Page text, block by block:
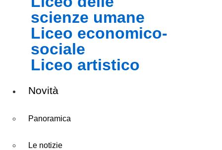
scienze umane
liceo economico-
sociale
liceo artistico
Novità
Panoramica
Le notizie